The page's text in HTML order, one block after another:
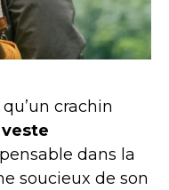
crachin
veste
dans la
soucieux de son